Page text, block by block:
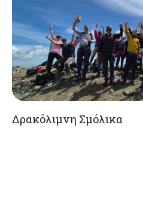
Δρακόλιμνη Σμόλικα